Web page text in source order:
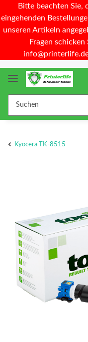
Bitte beachten Sie,
eingehenden
unseren Artikeln
Fragen
Kyocera TK-8515